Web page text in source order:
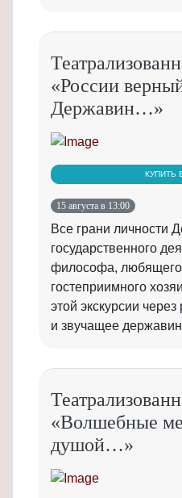
«России
Державин…»
КУПИТЬ
15 августа в 13:00
Все грани личности
государственного
философа, любящего
гостеприимного
этой экскурсии через
и звучащее
«Волшебные
душой…»